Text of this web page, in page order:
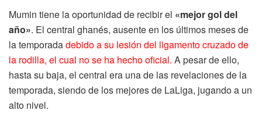
Mumin tiene la oportunidad de recibir el «mejor gol del
año». El central ghanés, ausente en los últimos meses de
la temporadadebido a su lesión del ligamento cruzado de
la rodilla, el cual no se ha hecho oficial. A pesar de ello,
hasta su baja, el central era una de las revelaciones de la
temporada, siendo de los mejores de LaLiga, jugando a un
alto nivel.